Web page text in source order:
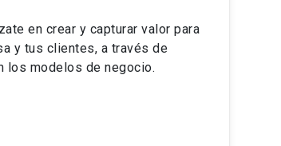
en crear y capturar valor para
y tus clientes, a través de
los modelos de negocio.